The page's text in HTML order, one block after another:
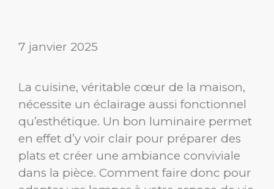
7 janvier 2025
La cuisine, véritable cœur de la maison,
nécessite un éclairage aussi fonctionnel
qu’esthétique. Un bon luminaire permet
en effet d’y voir clair pour préparer des
plats et créer une ambiance conviviale
dans la pièce. Comment faire donc pour